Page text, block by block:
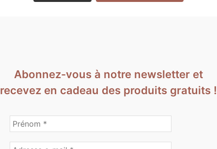
Abonnez-vous à notre newsletter et
recevez en cadeau des produits gratuits !